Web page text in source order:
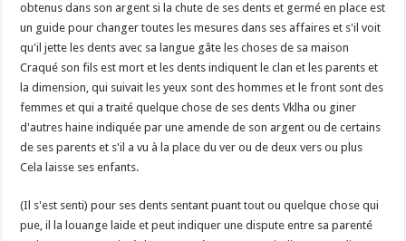
obtenus dans son argent si la chute de ses dents et germé en place est
un guide pour changer toutes les mesures dans ses affaires et s'il voit
qu'il jette les dents avec sa langue gâte les choses de sa maison
Craqué son fils est mort et les dents indiquent le clan et les parents et
la dimension, qui suivait les yeux sont des hommes et le front sont des
femmes et qui a traité quelque chose de ses dents Vklha ou giner
d'autres haine indiquée par une amende de son argent ou de certains
de ses parents et s'il a vu à la place du ver ou de deux vers ou plus
Cela laisse ses enfants.
(Il s'est senti) pour ses dents sentant puant tout ou quelque chose qui
pue, il la louange laide et peut indiquer une dispute entre sa parenté